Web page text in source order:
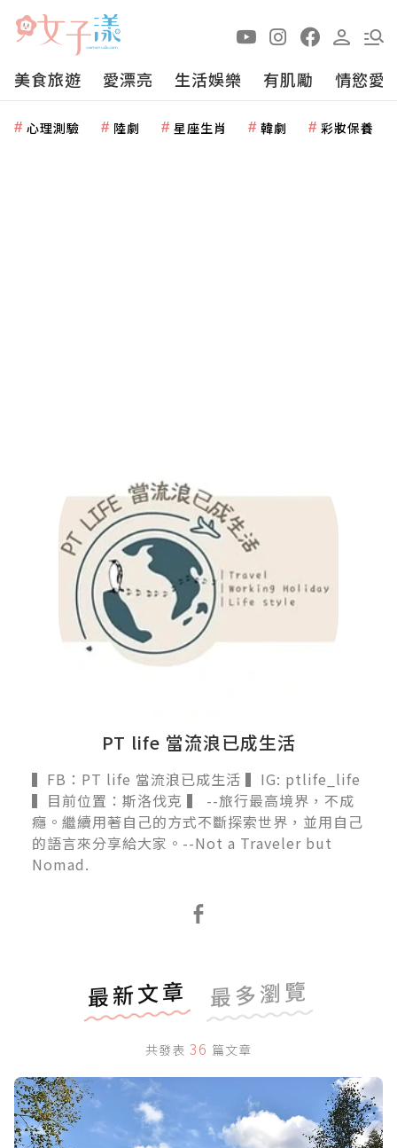
美食旅遊 愛漂亮 生活娛樂 有肌勵 情慾愛
心理測驗 陸劇 星座生肖 韓劇 彩妝保養
PT life 當流浪已成生活
▍FB：PT life 當流浪已成生活 ▍IG: ptlife_life
▍目前位置：斯洛伐克 ▍ --旅行最高境界，不成
癮。繼續用著自己的方式不斷探索世界，並用自己
的語言來分享給大家。 ​--Not a Traveler but
Nomad.
最新文章 最多瀏覽
共發表 36 篇文章